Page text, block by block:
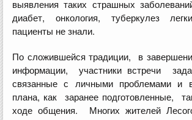
выявления таких страшных
диабет, онкология, туберкулез
пациенты не знали.
По сложившейся традиции, в
информации, участники встречи
связанные с личными проблемами и
плана, как заранее подготовленные,
ходе общения. Многих жителей